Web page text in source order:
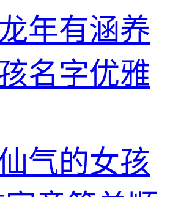
年有涵养
名字优雅
气的女孩